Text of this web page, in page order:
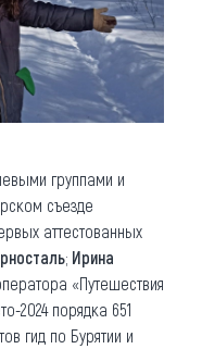
группами и
съезде
аттестованных
; Ирина
«Путешествия
2024 порядка 651
гид по Бурятии и